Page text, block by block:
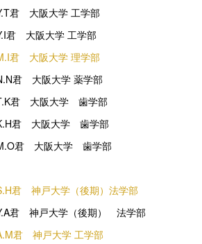
君 大阪大学 工学部
君 大阪大学 工学部
君 大阪大学 理学部
君 大阪大学 薬学部
君 大阪大学 歯学部
君 大阪大学 歯学部
君 大阪大学 歯学部
君 神戸大学（後期）法学部
君 神戸大学（後期） 法学部
君 神戸大学 工学部